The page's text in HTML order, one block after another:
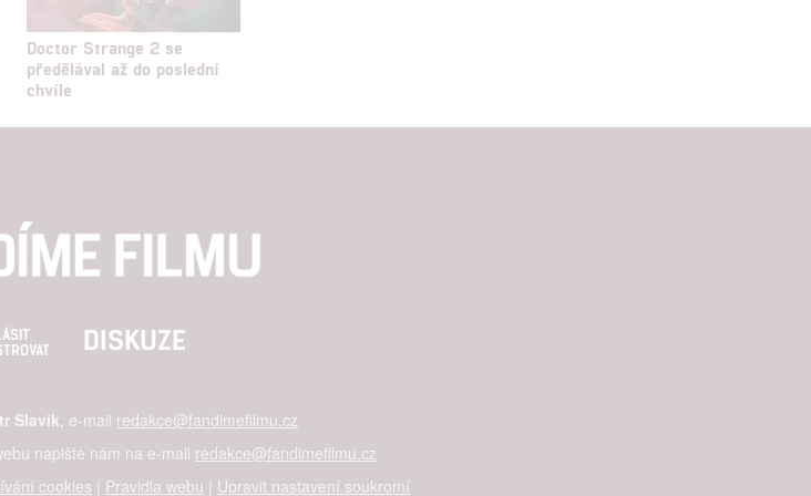
Doctor Strange 2 se
předělával až do poslední
chvíle
DISKUZE
Slavík, e-mail redakce@fandimefilmu.cz
napište nám na e-mail redakce@fandimefilmu.cz
cookies | Pravidla webu | Upravit nastavení soukromí